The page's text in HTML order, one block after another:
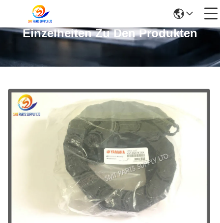
Einzelheiten Zu Den Produkten